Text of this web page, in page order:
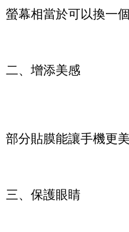
螢幕相當於可以換一個
二、增添美感
部分貼膜能讓手機更
三、保護眼睛